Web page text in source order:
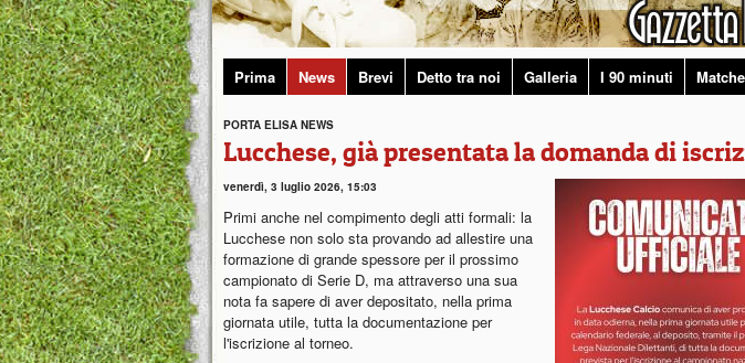
Prima News Brevi Detto tra noi Galleria I 90 minuti
PORTA ELISA NEWS
Lucchese, già presentata la domanda di
venerdì, 3 luglio 2026, 15:03
Primi anche nel compimento degli atti formali: la
Lucchese non solo sta provando ad allestire una
formazione di grande spessore per il prossimo
campionato di Serie D, ma attraverso una sua
nota fa sapere di aver depositato, nella prima
giornata utile, tutta la documentazione per
l'iscrizione al torneo.